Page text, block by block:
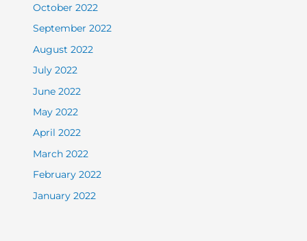
October 2022
September 2022
August 2022
July 2022
June 2022
May 2022
April 2022
March 2022
February 2022
January 2022